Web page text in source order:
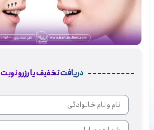
دریافت تخفیف یا رزرو نوبت